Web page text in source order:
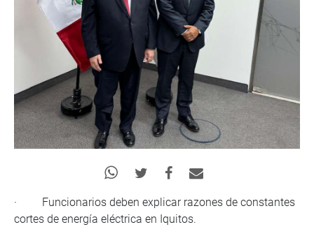
· Funcionarios deben explicar razones de constantes
cortes de energía eléctrica en Iquitos.